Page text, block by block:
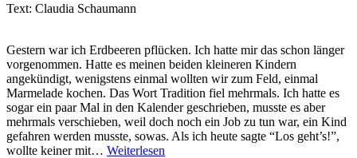
Text: Claudia Schaumann
Gestern war ich Erdbeeren pflücken. Ich hatte mir das schon länger
vorgenommen. Hatte es meinen beiden kleineren Kindern
angekündigt, wenigstens einmal wollten wir zum Feld, einmal
Marmelade kochen. Das Wort Tradition fiel mehrmals. Ich hatte es
sogar ein paar Mal in den Kalender geschrieben, musste es aber
mehrmals verschieben, weil doch noch ein Job zu tun war, ein Kind
gefahren werden musste, sowas. Als ich heute sagte “Los geht’s!”,
wollte keiner mit… Weiterlesen